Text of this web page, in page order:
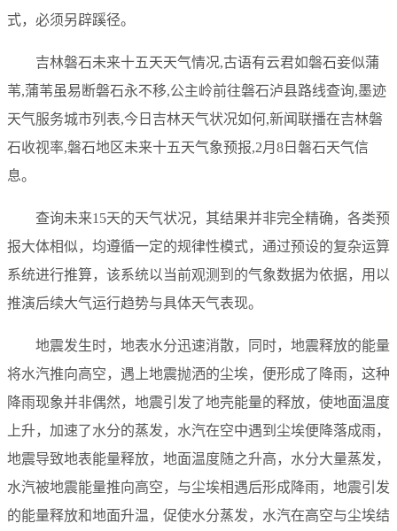
式，必须另辟蹊径。
吉林磐石未来十五天天气情况,古语有云君如磐石妾似蒲
苇,蒲苇虽易断磐石永不移,公主岭前往磐石泸县路线查询,墨迹
天气服务城市列表,今日吉林天气状况如何,新闻联播在吉林磐
石收视率,磐石地区未来十五天气象预报,2月8日磐石天气信
息。
查询未来15天的天气状况，其结果并非完全精确，各类预
报大体相似，均遵循一定的规律性模式，通过预设的复杂运算
系统进行推算，该系统以当前观测到的气象数据为依据，用以
推演后续大气运行趋势与具体天气表现。
地震发生时，地表水分迅速消散，同时，地震释放的能量
将水汽推向高空，遇上地震抛洒的尘埃，便形成了降雨，这种
降雨现象并非偶然，地震引发了地壳能量的释放，使地面温度
上升，加速了水分的蒸发，水汽在空中遇到尘埃便降落成雨，
地震导致地表能量释放，地面温度随之升高，水分大量蒸发，
水汽被地震能量推向高空，与尘埃相遇后形成降雨，地震引发
的能量释放和地面升温，促使水分蒸发，水汽在高空与尘埃结